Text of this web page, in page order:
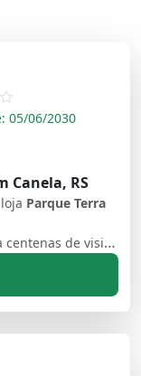
05/06/2030
Canela, RS
Parque Terra
O Parque Terra Mágica Florybal encanta centenas de visitantes diariamente em Canela (RS). Com mais de 40 atrações e mil esculturas, o passeio impressiona com diversos personagens, atrações e bonecos gigantes que emitem sons e se movimentam.Localizado em meio a exuberante mata nativa da Serra Gaúcha, o complexo tem uma área total de 67 mil m², com 12 mil m² de área natural preservada e chama a atenção de todas as idades, sendo um excelente programa para fazer com a família inteira.